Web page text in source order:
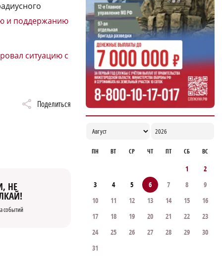
и поддержанию
ситуацию с
Поделиться
НЕ
событий
Названы причины и последствия
инцидента с сельскохозяйственными
дронами в Ворсме
17:29
ПН ВТ СР ЧТ ПТ СБ ВС
1
2
3
4 5 6 7 8
9
10
11 12 13 14 15
16
17
18 19 20 21 22
23
24
25 26 27 28 29
30
31